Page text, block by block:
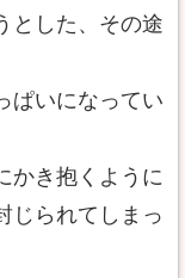
とした、その途
ぱいになってい
かき抱くように
じられてしまっ